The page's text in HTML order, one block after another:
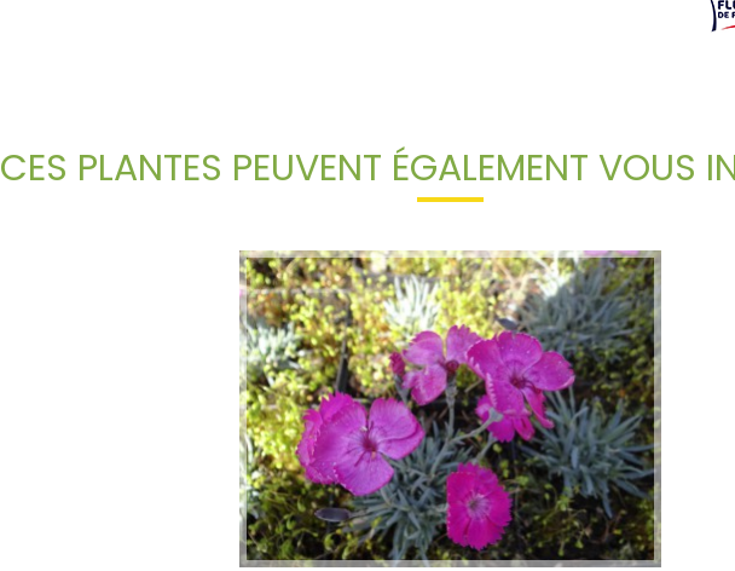
CES PLANTES PEUVENT ÉGALEMENT VOUS